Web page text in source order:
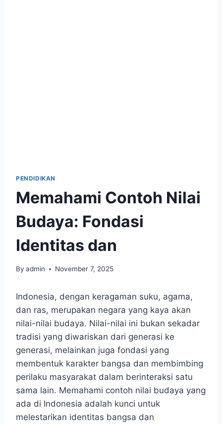
PENDIDIKAN
Memahami Contoh Nilai
Budaya: Fondasi
Identitas dan
By admin November 7, 2025
Indonesia, dengan keragaman suku, agama,
dan ras, merupakan negara yang kaya akan
nilai-nilai budaya. Nilai-nilai ini bukan sekadar
tradisi yang diwariskan dari generasi ke
generasi, melainkan juga fondasi yang
membentuk karakter bangsa dan membimbing
perilaku masyarakat dalam berinteraksi satu
sama lain. Memahami contoh nilai budaya yang
ada di Indonesia adalah kunci untuk
melestarikan identitas bangsa dan